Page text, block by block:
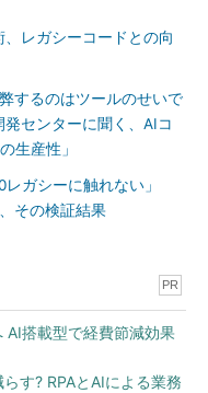
レガシーコードとの向
するのはツールのせいで
センターに聞く、AIコ
生産性」
ガシーに触れない」
その検証結果
PR
AI搭載型で経費節減効果
す? RPAとAIによる業務